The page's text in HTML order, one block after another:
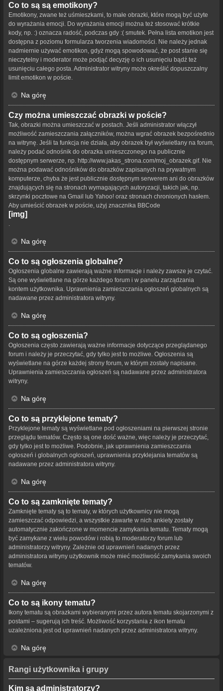
Co to są są emotikony?
Emotikony, zwane też uśmieszkami, to małe obrazki, które mogą być użyte
do wyrażania emocji. Do wyrażania emocji można też stosować krótkie
kody, np. :) oznacza radość, podczas gdy :( smutek. Pełna lista emotikon jest
dostępna z poziomu formularza tworzenia wiadomości. Nie należy jednak
nadmiernie używać emotikon, gdyż mogą spowodować, że post stanie się
nieczytelny i moderator może podjąć decyzję o ich usunięciu bądź też
usunięciu całego posta. Administrator witryny może określić dopuszczalny
limit emotikon w poście.
Na górę
Czy można umieszczać obrazki w poście?
Tak, obrazki można umieszczać w postach. Jeśli administrator włączył
możliwość zamieszczania załączników, można wgrać obrazek bezpośrednio
na witrynę. Jeśli ta funkcja nie działa, aby obrazek był wyświetlany na forum,
należy podać odnośnik do obrazka umieszczonego na publicznie
dostępnym serwerze, np. http://www.jakas_strona.com/moj_obrazek.gif. Nie
można podawać odnośników do obrazków zapisanych na prywatnym
komputerze, chyba że jest publicznie dostępnym serwerem ani do obrazków
znajdujących się na stronach wymagających autoryzacji, takich jak, np.
skrzynki pocztowe na Gmail lub Yahoo! oraz stronach chronionych hasłem.
Aby umieścić obrazek w poście, użyj znacznika BBCode
[img]
Na górę
Co to są ogłoszenia globalne?
Ogłoszenia globalne zawierają ważne informacje i należy zawsze je czytać.
Są one wyświetlane na górze każdego forum i w panelu zarządzania
kontem użytkownika. Uprawnienia zamieszczania ogłoszeń globalnych są
nadawane przez administratora witryny.
Na górę
Co to są ogłoszenia?
Ogłoszenia często zawierają ważne informacje dotyczące przeglądanego
forum i należy je przeczytać, gdy tylko jest to możliwe. Ogłoszenia są
wyświetlane na górze każdej strony forum, w którym zostały napisane.
Uprawnienia zamieszczania ogłoszeń są nadawane przez administratora
witryny.
Na górę
Co to są przyklejone tematy?
Przyklejone tematy są wyświetlane pod ogłoszeniami na pierwszej stronie
przeglądu tematów. Często są one dość ważne, więc należy je przeczytać,
gdy tylko jest to możliwe. Podobnie, jak uprawnienia zamieszczania
ogłoszeń i globalnych ogłoszeń, uprawnienia przyklejania tematów są
nadawane przez administratora witryny.
Na górę
Co to są zamknięte tematy?
Zamknięte tematy są to tematy, w których użytkownicy nie mogą
zamieszczać odpowiedzi, a wszystkie zawarte w nich ankiety zostały
automatycznie zakończone w momencie zamykania tematu. Tematy mogą
być zamykane z wielu powodów i robią to moderatorzy forum lub
administratorzy witryny. Zależnie od uprawnień nadanych przez
administratora witryny użytkownik może mieć możliwość zamykania swoich
tematów.
Na górę
Co to są ikony tematu?
Ikony tematu są obrazkami wybieranymi przez autora tematu skojarzonymi z
postami – sugerują ich treść. Możliwość korzystania z ikon tematu
uzależniona jest od uprawnień nadanych przez administratora witryny.
Na górę
Rangi użytkownika i grupy
Kim są administratorzy?